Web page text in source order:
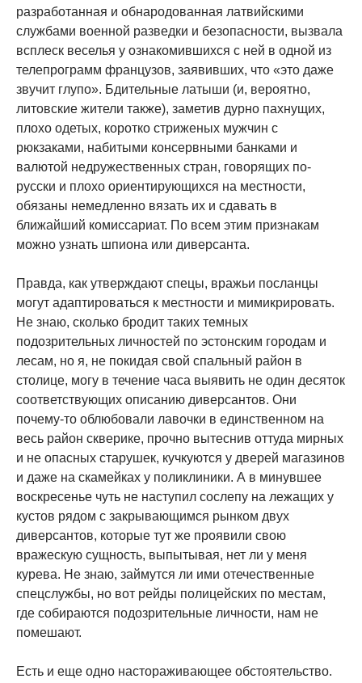
разработанная и обнародованная латвийскими
службами военной разведки и безопасности, вызвала
всплеск веселья у ознакомившихся с ней в одной из
телепрограмм французов, заявивших, что «это даже
звучит глупо». Бдительные латыши (и, вероятно,
литовские жители также), заметив дурно пахнущих,
плохо одетых, коротко стриженых мужчин с
рюкзаками, набитыми консервными банками и
валютой недружественных стран, говорящих по-
русски и плохо ориентирующихся на местности,
обязаны немедленно вязать их и сдавать в
ближайший комиссариат. По всем этим признакам
можно узнать шпиона или диверсанта.
Правда, как утверждают спецы, вражьи посланцы
могут адаптироваться к местности и мимикрировать.
Не знаю, сколько бродит таких темных
подозрительных личностей по эстонским городам и
лесам, но я, не покидая свой спальный район в
столице, могу в течение часа выявить не один десяток
соответствующих описанию диверсантов. Они
почему-то облюбовали лавочки в единственном на
весь район скверике, прочно вытеснив оттуда мирных
и не опасных старушек, кучкуются у дверей магазинов
и даже на скамейках у поликлиники. А в минувшее
воскресенье чуть не наступил сослепу на лежащих у
кустов рядом с закрывающимся рынком двух
диверсантов, которые тут же проявили свою
вражескую сущность, выпытывая, нет ли у меня
курева. Не знаю, займутся ли ими отечественные
спецслужбы, но вот рейды полицейских по местам,
где собираются подозрительные личности, нам не
помешают.
Есть и еще одно настораживающее обстоятельство.